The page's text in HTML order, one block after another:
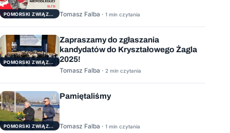
POMORSKI ZWIĄZEK ŻEGLARSKI Tomasz Falba · 1 min czytania
POMORSKI ZWIĄZEK ŻEGLARSKI
Zapraszamy do zgłaszania
kandydatów do Kryształowego Żagla
2025!
Tomasz Falba · 2 min czytania
POMORSKI ZWIĄZEK ŻEGLARSKI
Pamiętaliśmy
Tomasz Falba · 1 min czytania